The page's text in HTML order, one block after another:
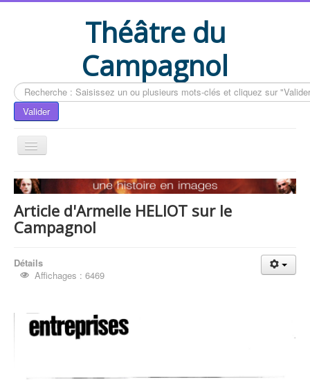
Théâtre du
Campagnol
Rechercher
Valider
Accueil
Le livre du CAMPAGNOL
Compléments du livre
Contactez-nous
Article d'Armelle HELIOT sur le Campagnol
Article d'Armelle HELIOT sur le
Campagnol
Détails
Affichages : 6469